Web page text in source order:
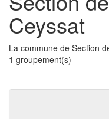
Ceyssat
La commune de Section
1 groupement(s)